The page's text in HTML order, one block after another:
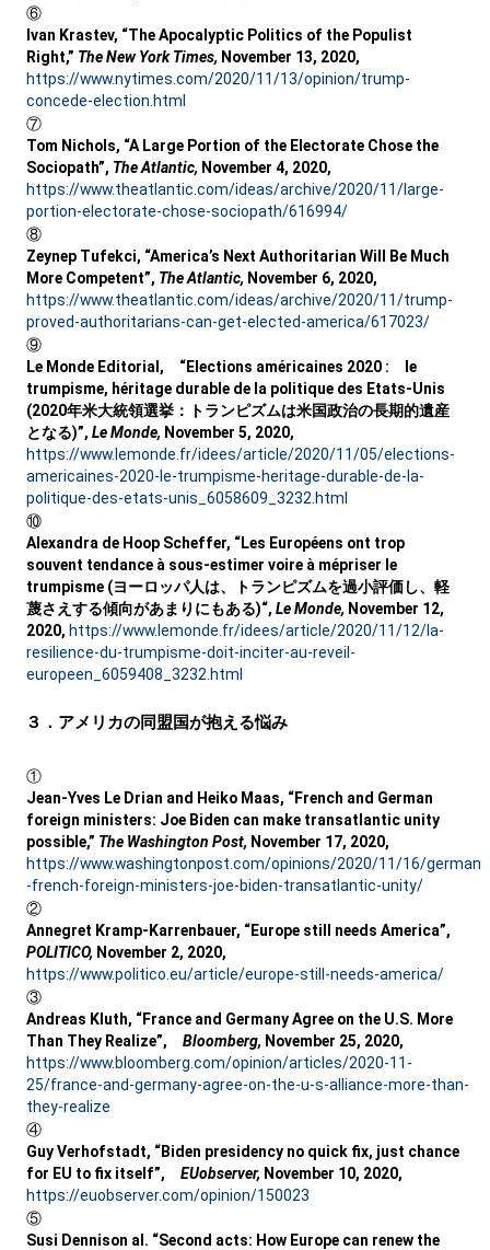
⑥
Ivan Krastev, “The Apocalyptic Politics of the Populist
Right,” The New York Times, November 13, 2020,
https://www.nytimes.com/2020/11/13/opinion/trump-
concede-election.html
⑦
Tom Nichols, “A Large Portion of the Electorate Chose the
Sociopath”, The Atlantic, November 4, 2020,
https://www.theatlantic.com/ideas/archive/2020/11/large-
portion-electorate-chose-sociopath/616994/
⑧
Zeynep Tufekci, “America’s Next Authoritarian Will Be Much
More Competent”, The Atlantic, November 6, 2020,
https://www.theatlantic.com/ideas/archive/2020/11/trump-
proved-authoritarians-can-get-elected-america/617023/
⑨
Le Monde Editorial, “Elections américaines 2020 : le
trumpisme, héritage durable de la politique des Etats-Unis
(2020年米大統領選挙：トランピズムは米国政治の長期的遺産
となる)”,Le Monde, November 5, 2020,
https://www.lemonde.fr/idees/article/2020/11/05/elections-
americaines-2020-le-trumpisme-heritage-durable-de-la-
politique-des-etats-unis_6058609_3232.html
⑩
Alexandra de Hoop Scheffer, “Les Européens ont trop
souvent tendance à sous-estimer voire à mépriser le
trumpisme (ヨーロッパ人は、トランピズムを過小評価し、軽
蔑さえする傾向があまりにもある)“,Le Monde, November 12,
2020, https://www.lemonde.fr/idees/article/2020/11/12/la-
resilience-du-trumpisme-doit-inciter-au-reveil-
europeen_6059408_3232.html
３．アメリカの同盟国が抱える悩み
①
Jean-Yves Le Drian and Heiko Maas, “French and German
foreign ministers: Joe Biden can make transatlantic unity
possible,” The Washington Post, November 17, 2020,
https://www.washingtonpost.com/opinions/2020/11/16/german
-french-foreign-ministers-joe-biden-transatlantic-unity/
②
Annegret Kramp-Karrenbauer, “Europe still needs America”,
POLITICO, November 2, 2020,
https://www.politico.eu/article/europe-still-needs-america/
③
Andreas Kluth, “France and Germany Agree on the U.S. More
Than They Realize”,Bloomberg, November 25, 2020,
https://www.bloomberg.com/opinion/articles/2020-11-
25/france-and-germany-agree-on-the-u-s-alliance-more-than-
they-realize
④
Guy Verhofstadt, “Biden presidency no quick fix, just chance
for EU to fix itself”,EUobserver, November 10, 2020,
https://euobserver.com/opinion/150023
⑤
Susi Dennison al. “Second acts: How Europe can renew the